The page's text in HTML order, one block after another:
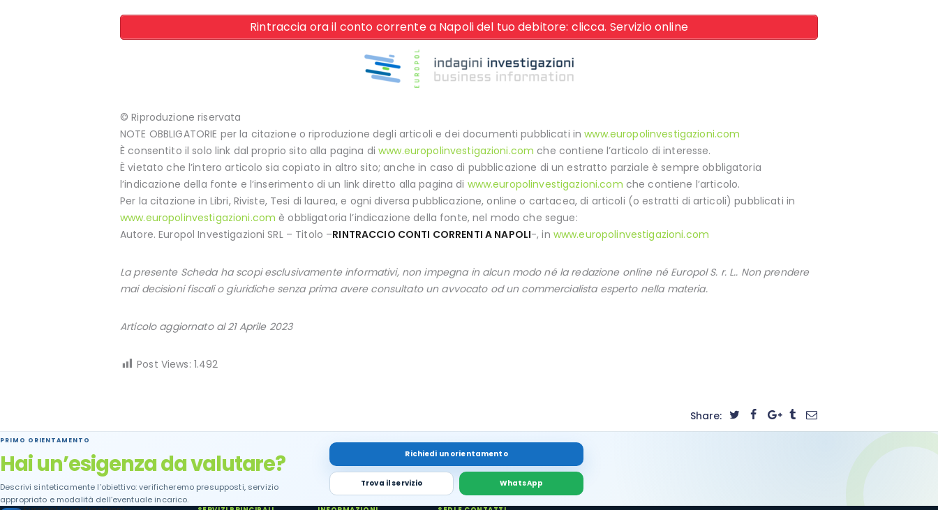
Rintraccia ora il conto corrente a Napoli del tuo debitore: clicca. Servizio online
© Riproduzione riservata
NOTE OBBLIGATORIE per la citazione o riproduzione degli articoli e dei documenti pubblicati inwww.europolinvestigazioni.com
È consentito il solo link dal proprio sito alla pagina diwww.europolinvestigazioni.com che contiene l’articolo di interesse.
È vietato che l’intero articolo sia copiato in altro sito; anche in caso di pubblicazione di un estratto parziale è sempre obbligatoria
l’indicazione della fonte e l’inserimento di un link diretto alla pagina di www.europolinvestigazioni.com che contiene l’articolo.
Per la citazione in Libri, Riviste, Tesi di laurea, e ogni diversa pubblicazione, online o cartacea, di articoli (o estratti di articoli) pubblicati in
www.europolinvestigazioni.com è obbligatoria l’indicazione della fonte, nel modo che segue:
Autore. Europol Investigazioni SRL – Titolo –RINTRACCIO CONTI CORRENTI A NAPOLI-, in www.europolinvestigazioni.com
La presente Scheda ha scopi esclusivamente informativi, non impegna in alcun modo né la redazione online né Europol S. r. L.. Non prendere
mai decisioni fiscali o giuridiche senza prima avere consultato un avvocato od un commercialista esperto nella materia.
Articolo aggiornato al 21 Aprile 2023
Post Views: 1.492
Share:
PRIMO ORIENTAMENTO
Hai un’esigenza da valutare?
Descrivi sinteticamente l’obiettivo: verificheremo presupposti, servizio
appropriato e modalità dell’eventuale incarico.
Richiedi un orientamento
Trova il servizio WhatsApp